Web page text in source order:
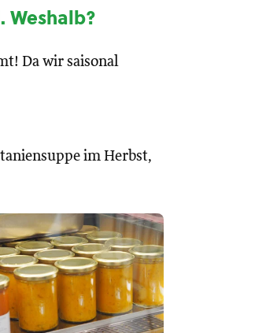
Weshalb?
Da wir saisonal
im Herbst,